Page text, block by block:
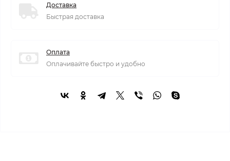
Доставка
Быстрая доставка
Оплата
Оплачивайте быстро и удобно